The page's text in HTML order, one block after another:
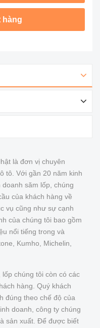
hàng
là đơn vị chuyên
tô. Với gần 20 năm kinh
săm lốp, chúng
của khách hàng về
vụ cũng như sự cạnh
của chúng tôi bao gồm
nổi tiếng trong và
Kumho, Michelin,
chúng tôi còn có các
hàng. Quý khách
đúng theo chế độ của
doanh, công ty chúng
sản xuất. Để được biết